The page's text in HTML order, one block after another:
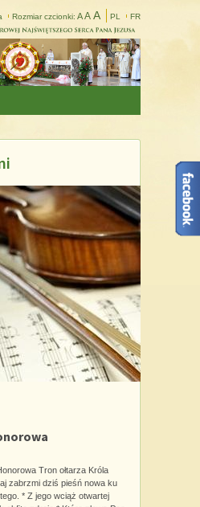
Rozmiar czcionki: A A A PL FR
Tron ołtarza Króla
zabrzmi dziś pieśń nowa ku
* Z jego wciąż otwartej